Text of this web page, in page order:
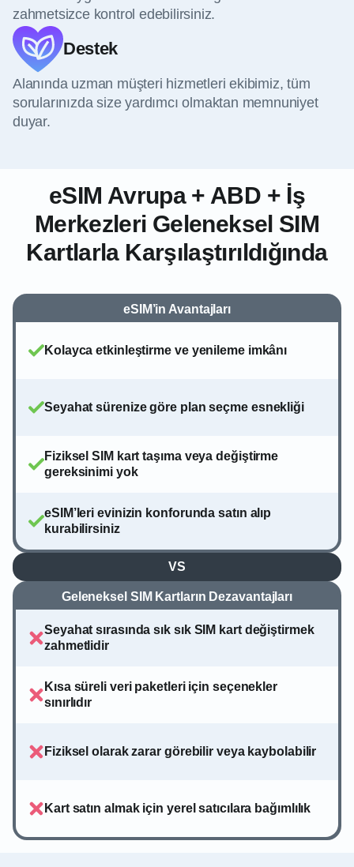
zahmetsizce kontrol edebilirsiniz.
Destek
Alanında uzman müşteri hizmetleri ekibimiz, tüm
sorularınızda size yardımcı olmaktan memnuniyet
duyar.
eSIM Avrupa + ABD + İş
Merkezleri Geleneksel SIM
Kartlarla Karşılaştırıldığında
eSIM’in Avantajları
Kolayca etkinleştirme ve yenileme imkânı
Seyahat sürenize göre plan seçme esnekliği
Fiziksel SIM kart taşıma veya değiştirme
gereksinimi yok
eSIM’leri evinizin konforunda satın alıp
kurabilirsiniz
VS
Geleneksel SIM Kartların Dezavantajları
Seyahat sırasında sık sık SIM kart değiştirmek
zahmetlidir
Kısa süreli veri paketleri için seçenekler
sınırlıdır
Fiziksel olarak zarar görebilir veya kaybolabilir
Kart satın almak için yerel satıcılara bağımlılık